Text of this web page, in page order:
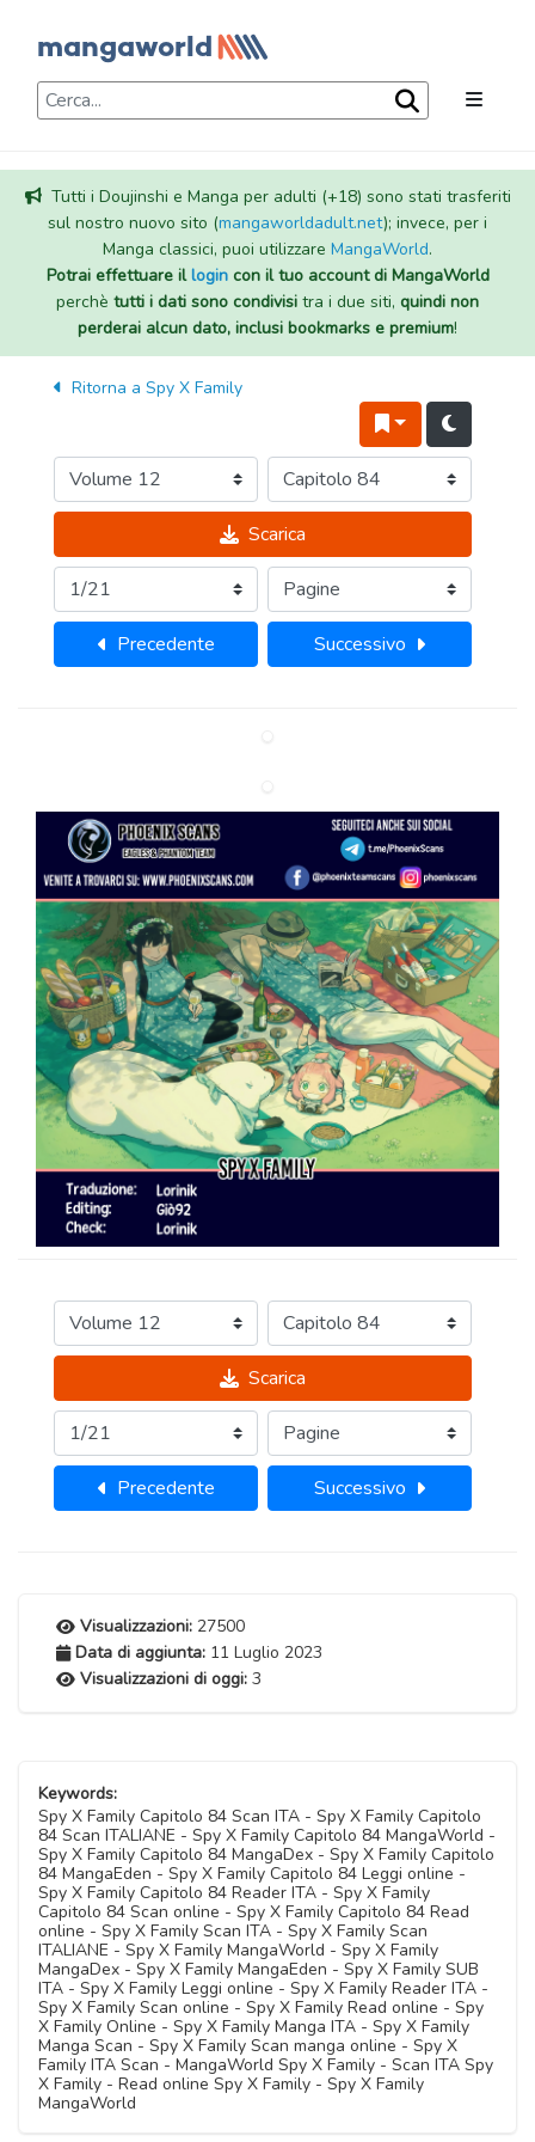
Tutti i Doujinshi e Manga per adulti (+18) sono stati trasferiti
sul nostro nuovo sito (mangaworldadult.net); invece, per i
Manga classici, puoi utilizzare MangaWorld.
Potrai effettuare illogincon il tuo account di MangaWorld
perchè tutti i dati sono condivisi tra i due siti, quindi non
perderai alcun dato, inclusi bookmarks e premium!
Ritorna a Spy X Family
Scarica
Precedente Successivo
Scarica
Precedente Successivo
Visualizzazioni: 27500
Data di aggiunta: 11 Luglio 2023
Visualizzazioni di oggi: 3
Keywords:
Spy X Family Capitolo 84 Scan ITA - Spy X Family Capitolo
84 Scan ITALIANE - Spy X Family Capitolo 84 MangaWorld -
Spy X Family Capitolo 84 MangaDex - Spy X Family Capitolo
84 MangaEden - Spy X Family Capitolo 84 Leggi online -
Spy X Family Capitolo 84 Reader ITA - Spy X Family
Capitolo 84 Scan online - Spy X Family Capitolo 84 Read
online - Spy X Family Scan ITA - Spy X Family Scan
ITALIANE - Spy X Family MangaWorld - Spy X Family
MangaDex - Spy X Family MangaEden - Spy X Family SUB
ITA - Spy X Family Leggi online - Spy X Family Reader ITA -
Spy X Family Scan online - Spy X Family Read online - Spy
X Family Online - Spy X Family Manga ITA - Spy X Family
Manga Scan - Spy X Family Scan manga online - Spy X
Family ITA Scan - MangaWorld Spy X Family - Scan ITA Spy
X Family - Read online Spy X Family - Spy X Family
MangaWorld